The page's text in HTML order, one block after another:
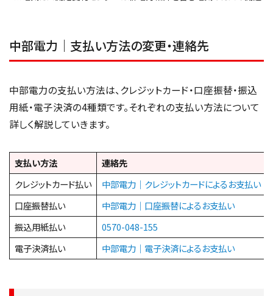
中部電力｜支払い方法の変更・連絡先
中部電力の支払い方法は、クレジットカード・口座振替・振込
用紙・電子決済の4種類です。それぞれの支払い方法について
詳しく解説していきます。
支払い方法
連絡先
クレジットカード払い
中部電力｜クレジットカードによるお支払い
口座振替払い
中部電力｜口座振替によるお支払い
振込用紙払い
0570-048-155
電子決済払い
中部電力｜電子決済によるお支払い